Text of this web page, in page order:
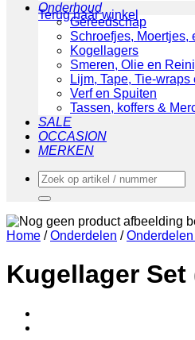
Terug naar winkel
Onderhoud
Gereedschap
Schroefjes, Moertjes,
Kogellagers
Smeren, Olie en
Lijm, Tape, Tie-
Verf en Spuiten
Tassen, koffers &
SALE
OCCASION
MERKEN
Zoeken
naar:
Home / Onderdelen /
Kugellager Set